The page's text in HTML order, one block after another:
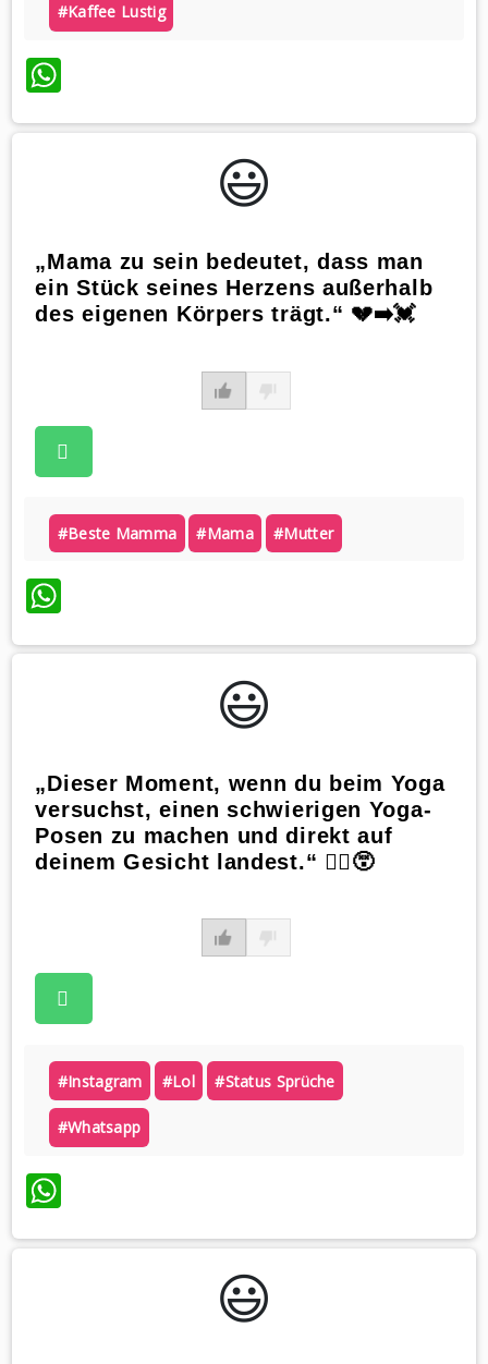
#kaffee Lustig
WhatsApp
😃️
„Mama zu sein bedeutet, dass man
ein Stück seines Herzens außerhalb
des eigenen Körpers trägt.“ 💔➡️💓
#beste Mamma #mama #mutter
WhatsApp
😃️
„Dieser Moment, wenn du beim Yoga
versuchst, einen schwierigen Yoga-
Posen zu machen und direkt auf
deinem Gesicht landest.“ 🧘‍♀️😵
#instagram #lol #status Sprüche
#whatsapp
WhatsApp
😃️